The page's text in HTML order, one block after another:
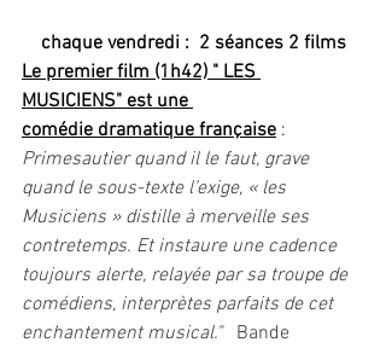
chaque vendredi :  2 séances 2 films
Le premier film (1h42) " LES
MUSICIENS" est une
comédie dramatique française :
Primesautier quand il le faut, grave
quand le sous-texte l’exige, « les
Musiciens » distille à merveille ses
contretemps. Et instaure une cadence
toujours alerte, relayée par sa troupe de
comédiens, interprètes parfaits de cet
enchantement musical." Bande